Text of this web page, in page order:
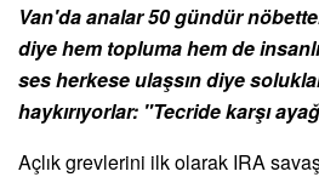
Van'da analar 50 gündür
diye hem topluma hem de
ses herkese ulaşsın diye
haykırıyorlar: "Tecride karşı
Açlık grevlerini ilk olarak IRA